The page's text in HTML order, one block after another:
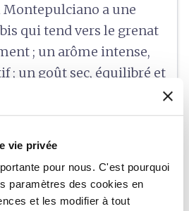
vie privée
pour nous. C'est pourquoi
paramètres des cookies en
et les modifier à tout
Montepulciano a une
qui tend vers le grenat
; un arôme intense,
; un goût sec, équilibré et
possible note boisée.
est de 12,5 %,